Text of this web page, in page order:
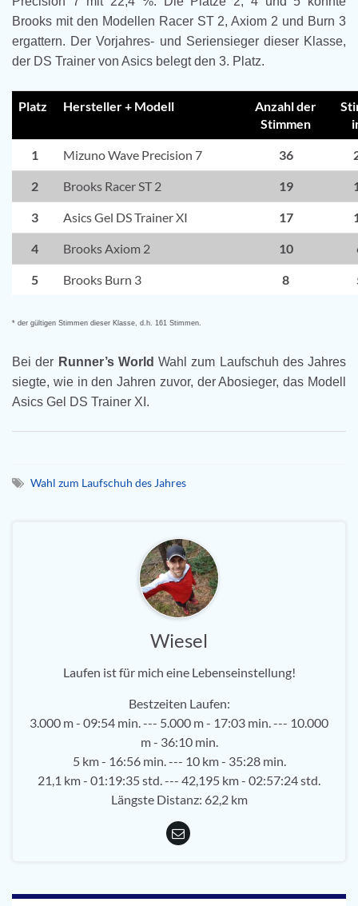
Brooks mit den Modellen Racer ST 2, Axiom 2 und Burn 3
ergattern. Der Vorjahres- und Seriensieger dieser Klasse,
der DS Trainer von Asics belegt den 3. Platz.
Platz Hersteller + Modell
Anzahl der
Stimmen
1 Mizuno Wave Precision 7 36
2 Brooks Racer ST 2 19
3 Asics Gel DS Trainer XI 17
4 Brooks Axiom 2 10
5 Brooks Burn 3 8
* der gültigen Stimmen dieser Klasse, d.h. 161 Stimmen.
Bei der Runner’s World Wahl zum Laufschuh des Jahres
siegte, wie in den Jahren zuvor, der Abosieger, das Modell
Asics Gel DS Trainer XI.
Wahl zum Laufschuh des Jahres
Wiesel
Laufen ist für mich eine Lebenseinstellung!
Bestzeiten Laufen:
3.000 m - 09:54 min. --- 5.000 m - 17:03 min. --- 10.000
m - 36:10 min.
5 km - 16:56 min. --- 10 km - 35:28 min.
21,1 km - 01:19:35 std. --- 42,195 km - 02:57:24 std.
Längste Distanz: 62,2 km